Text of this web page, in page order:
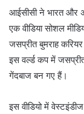
आईसीसी ने भारत और
एक वीडिया सोशल
जसप्रीत बुमराह
इस वर्ल्‍ड कप में
गेंदबाज बन गए हैं।
इस वीडियो में